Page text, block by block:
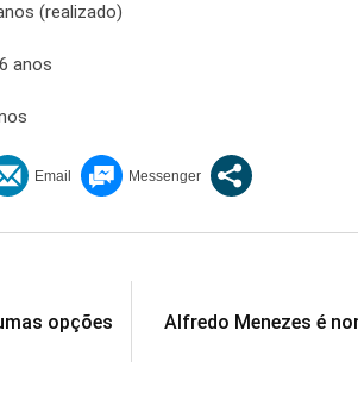
(realizado)
anos
opções
Alfredo Menezes é